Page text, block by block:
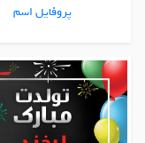
پروفایل اسم